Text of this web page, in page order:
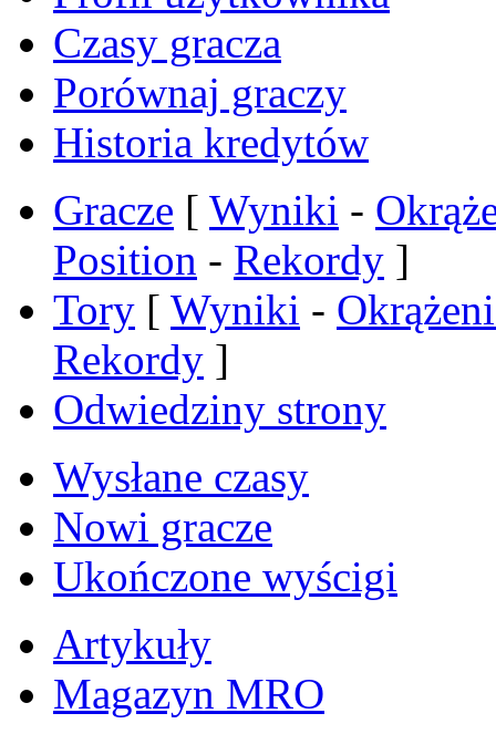
Czasy gracza
Porównaj graczy
Historia kredytów
Gracze [ Wyniki -
Position - Rekordy ]
Tory [ Wyniki -
Rekordy ]
Odwiedziny strony
Wysłane czasy
Nowi gracze
Ukończone wyścigi
Artykuły
Magazyn MRO